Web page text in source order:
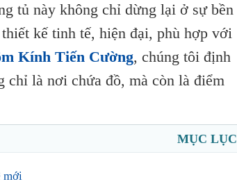
tủ này không chỉ dừng lại ở sự bền
kế tinh tế, hiện đại, phù hợp với
Kính Tiến Cường, chúng tôi định
chỉ là nơi chứa đồ, mà còn là điểm
MỤC LỤC
mới